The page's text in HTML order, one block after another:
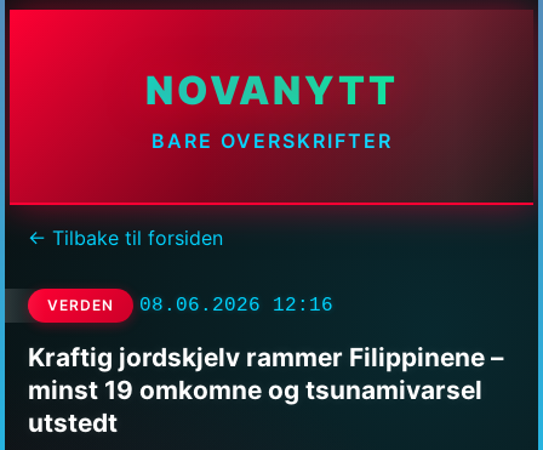
NOVANYTT
BARE OVERSKRIFTER
← Tilbake til forsiden
VERDEN 08.06.2026 12:16
Kraftig jordskjelv rammer Filippinene –
minst 19 omkomne og tsunamivarsel
utstedt